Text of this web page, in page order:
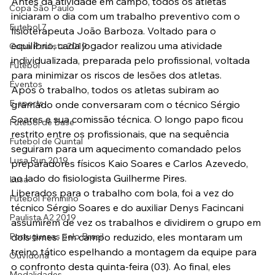
Copa São Paulo
Futebol 7
Copa Paulista 2019
Futebol
Eventos
E-sports
Futebol de Base
Futebol de Quintal
Lusa Run 2019
Lusa
Futebol Feminino
Paulista A2 2019
Portuguesas pelo Brasil
Ouvidoria
iniciaram o dia com um trabalho preventivo com o
fisioterapeuta João Barboza. Voltado para o
equilíbrio, cada jogador realizou uma atividade
individualizada, preparada pelo profissional, voltada
para minimizar os riscos de lesões dos atletas.
Após o trabalho, todos os atletas subiram ao
gramado onde conversaram com o técnico Sérgio
Soares e sua comissão técnica. O longo papo ficou
restrito entre os profissionais, que na sequência
seguiram para um aquecimento comandado pelos
preparadores físicos Kaio Soares e Carlos Azevedo,
ao lado do fisiologista Guilherme Pires.
Liberados para o trabalho com bola, foi a vez do
técnico Sérgio Soares e do auxiliar Denys Facincani
assumirem de vez os trabalhos e dividirem o grupo em
dois times. Em campo reduzido, eles montaram um
treino tático espelhando a montagem da equipe para
o confronto desta quinta-feira (03). Ao final, eles